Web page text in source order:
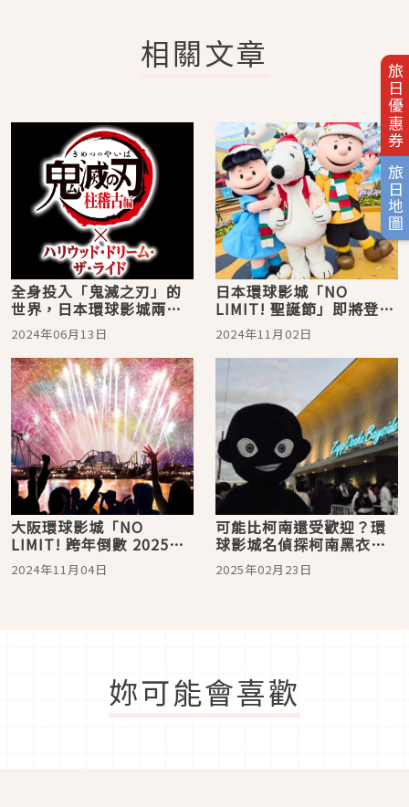
旅日優惠券
旅日地圖
相關文章
全身投入「鬼滅之刃」的
世界，日本環球影城兩大
遊樂設施將以全新內容登
場！
2024年06月13日
日本環球影城「NO
LIMIT! 聖誕節」即將登場
小小兵換上聖誕裝迎接遊
客，霍格華茲城也睽違五
年以魔法點亮10周年尾
2024年11月02日
大阪環球影城「NO
LIMIT! 跨年倒數 2025」
以4千發豪華煙火迎新年，
酷洛米、航海王與恐怖熊
2024年11月04日
可能比柯南還受歡迎？環
球影城名偵探柯南黑衣人
超可愛娃娃周邊商品引發
討論熱潮
2025年02月23日
妳可能會喜歡